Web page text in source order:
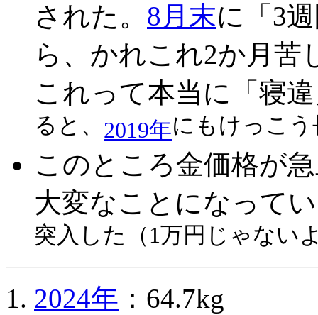
された。 8月末に「3
ら、かれこれ2か月苦
これって本当に「寝
ると、
2019年にもけっこ
このところ金価格が
大変なことになって
突入した（1万円じゃない
2024年 ：64.7kg